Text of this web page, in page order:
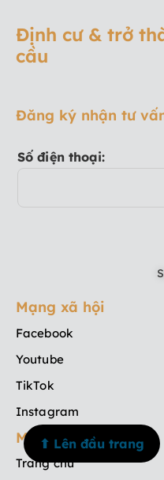
Định cư & trở
cầu
Đăng ký nhận tư
Số điện thoại:
Mạng xã hội
Facebook
Youtube
TikTok
Instagram
Menu
Trang chủ
⬆ Lên đầu trang